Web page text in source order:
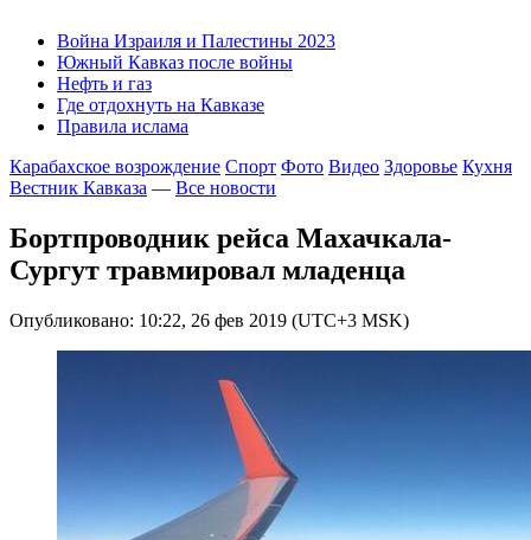
Война Израиля и Палестины 2023
Южный Кавказ после войны
Нефть и газ
Где отдохнуть на Кавказе
Правила ислама
Карабахское возрождение Спорт Фото Видео Здоровье Кухня
Вестник Кавказа — Все новости
Бортпроводник рейса Махачкала-
Сургут травмировал младенца
Опубликовано: 10:22, 26 фев 2019 (UTC+3 MSK)